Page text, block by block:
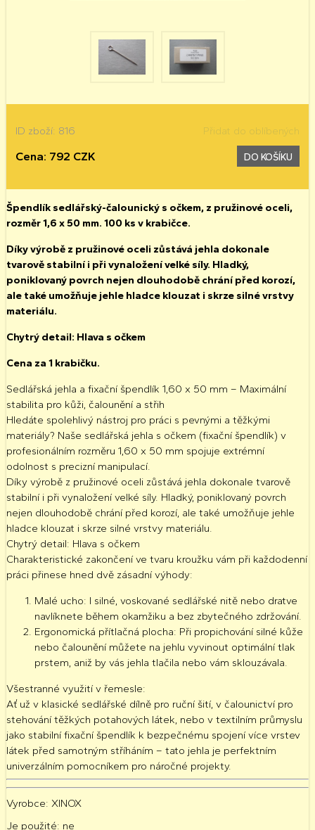
ID zboží: 816 Přidat do oblíbených
Cena: 792 CZK DO KOŠÍKU
Špendlík sedlářský-čalounický s očkem, z pružinové oceli,
rozměr 1,6 x 50 mm. 100 ks v krabičce.
Díky výrobě z pružinové oceli zůstává jehla dokonale
tvarově stabilní i při vynaložení velké síly. Hladký,
poniklovaný povrch nejen dlouhodobě chrání před korozí,
ale také umožňuje jehle hladce klouzat i skrze silné vrstvy
materiálu.
Chytrý detail: Hlava s očkem
Cena za 1 krabičku.
Sedlářská jehla a fixační špendlík 1,60 x 50 mm – Maximální
stabilita pro kůži, čalounění a střih
Hledáte spolehlivý nástroj pro práci s pevnými a těžkými
materiály? Naše sedlářská jehla s očkem (fixační špendlík) v
profesionálním rozměru 1,60 x 50 mm spojuje extrémní
odolnost s precizní manipulací.
Díky výrobě z pružinové oceli zůstává jehla dokonale tvarově
stabilní i při vynaložení velké síly. Hladký, poniklovaný povrch
nejen dlouhodobě chrání před korozí, ale také umožňuje jehle
hladce klouzat i skrze silné vrstvy materiálu.
Chytrý detail: Hlava s očkem
Charakteristické zakončení ve tvaru kroužku vám při každodenní
práci přinese hned dvě zásadní výhody:
Malé ucho: I silné, voskované sedlářské nitě nebo dratve
navlíknete během okamžiku a bez zbytečného zdržování.
Ergonomická přítlačná plocha: Při propichování silné kůže
nebo čalounění můžete na jehlu vyvinout optimální tlak
prstem, aniž by vás jehla tlačila nebo vám sklouzávala.
Všestranné využití v řemesle:
Ať už v klasické sedlářské dílně pro ruční šití, v čalounictví pro
stehování těžkých potahových látek, nebo v textilním průmyslu
jako stabilní fixační špendlík k bezpečnému spojení více vrstev
látek před samotným stříháním – tato jehla je perfektním
univerzálním pomocníkem pro náročné projekty.
Vyrobce: XINOX
Je použité: ne